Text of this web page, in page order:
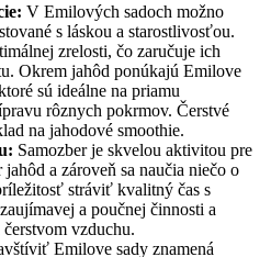
V Emilových sadoch možno
s láskou a starostlivosťou.
zrelosti, čo zaručuje ich
Okrem jahôd ponúkajú Emilove
sú ideálne na priamu
rôznych pokrmov. Čerstvé
na jahodové smoothie.
Samozber je skvelou aktivitou pre
a zároveň sa naučia niečo o
stráviť kvalitný čas s
a poučnej činnosti a
vzduchu.
Emilove sady znamená